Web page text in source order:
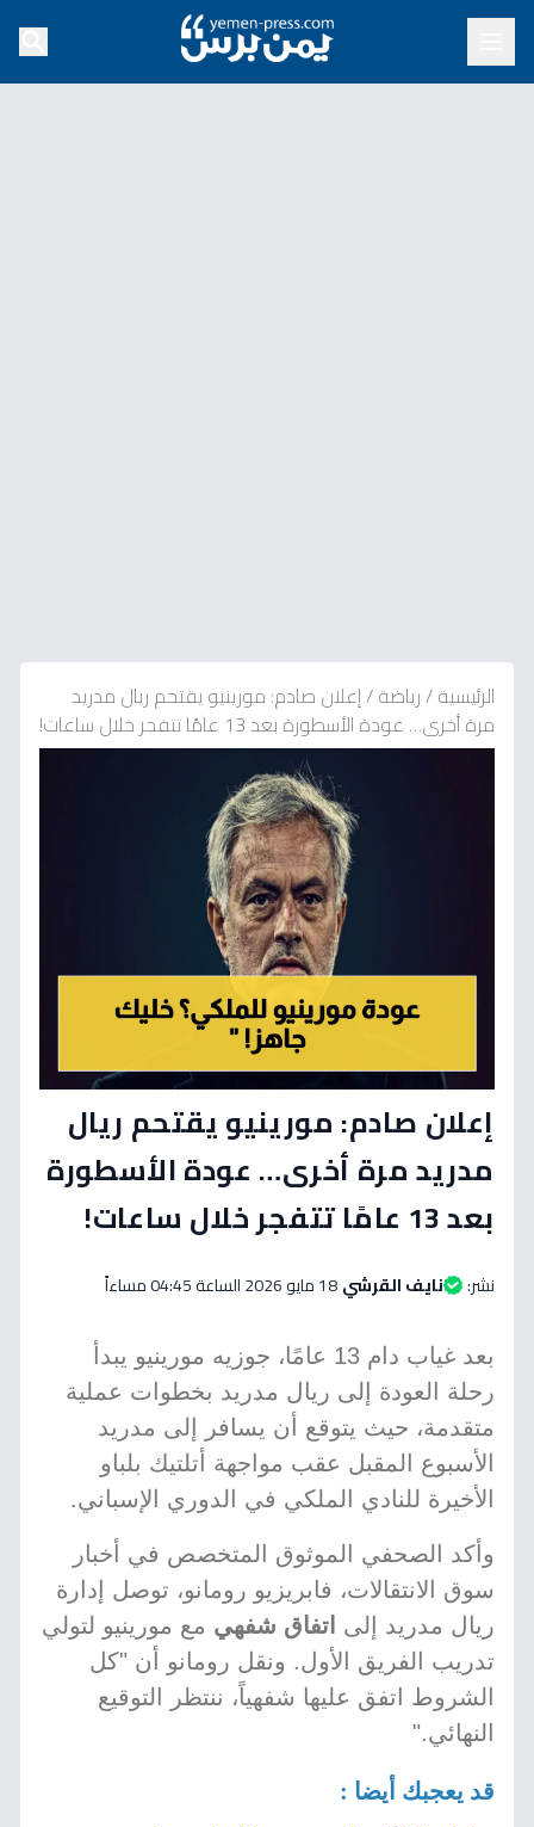
الرئيسية/رياضة/إعلان صادم: مورينيو يقتحم ريال مدريد
مرة أخرى… عودة الأسطورة بعد 13 عامًا تتفجر خلال ساعات!
إعلان صادم: مورينيو يقتحم ريال
مدريد مرة أخرى… عودة الأسطورة
بعد 13 عامًا تتفجر خلال ساعات!
نشر: نايف القرشي18 مايو 2026 الساعة 04:45 مساءاً
بعد غياب دام 13 عامًا، جوزيه مورينيو يبدأ
رحلة العودة إلى ريال مدريد بخطوات عملية
متقدمة، حيث يتوقع أن يسافر إلى مدريد
الأسبوع المقبل عقب مواجهة أتلتيك بلباو
الأخيرة للنادي الملكي في الدوري الإسباني.
وأكد الصحفي الموثوق المتخصص في أخبار
سوق الانتقالات، فابريزيو رومانو، توصل إدارة
ريال مدريد إلى اتفاق شفهي مع مورينيو لتولي
تدريب الفريق الأول. ونقل رومانو أن "كل
الشروط اتفق عليها شفهياً، ننتظر التوقيع
النهائي."
قد يعجبك أيضا :